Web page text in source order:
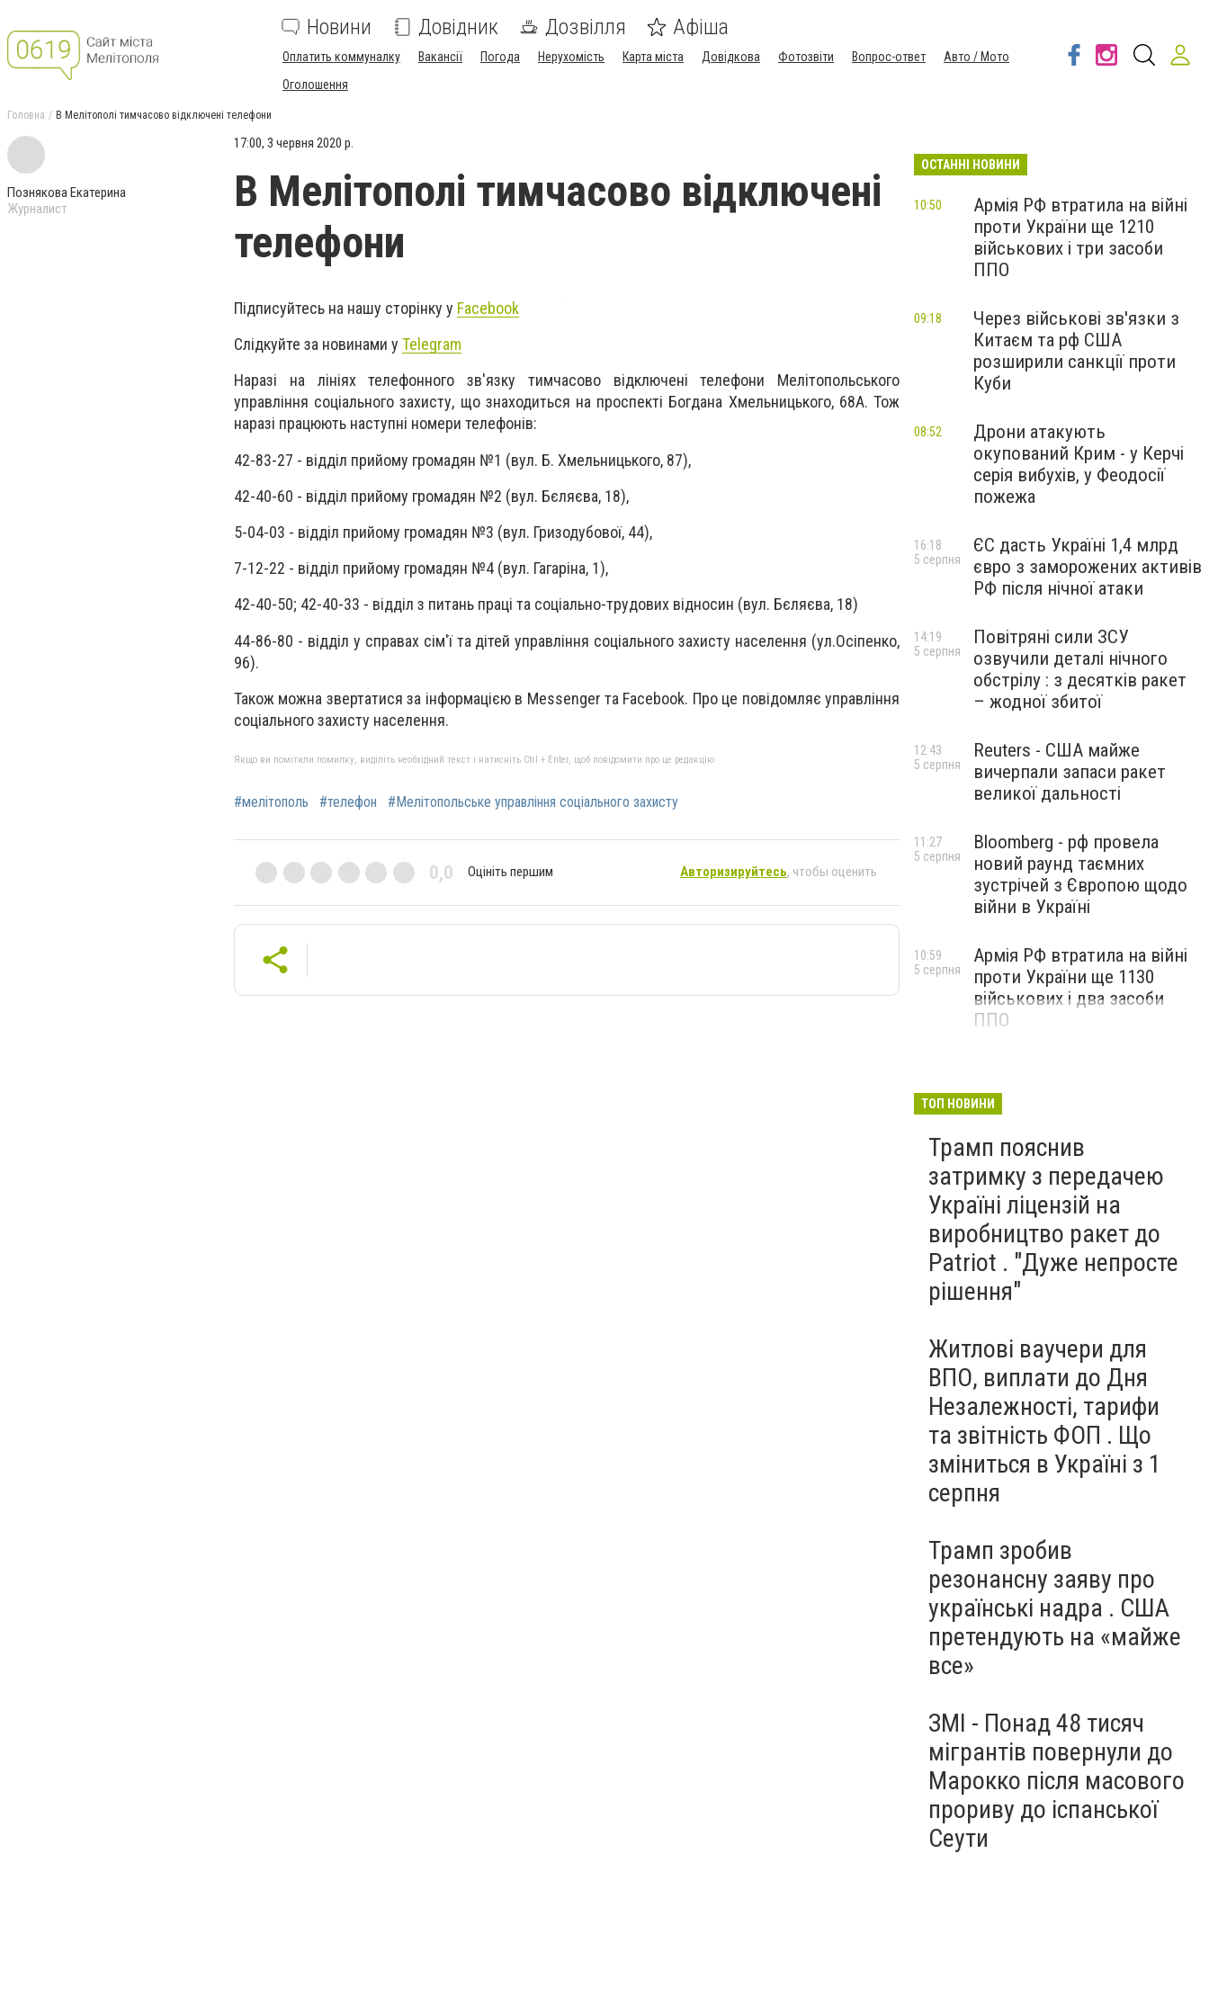
Новини Довідник Дозвілля Афіша
Оплатить коммуналку Вакансії Погода Нерухомість Карта міста Довідкова Фотозвіти Вопрос-ответ
Авто / Мото
Оголошення
Головна В Мелітополі тимчасово відключені телефони
Познякова Екатерина
Журналист
17:00, 3 червня 2020 р.
В Мелітополі тимчасово відключені
телефони
Підписуйтесь на нашу сторінку у Facebook
Слідкуйте за новинами у Telegram
Наразі на лініях телефонного зв'язку тимчасово відключені телефони Мелітопольського
управління соціального захисту, що знаходиться на проспекті Богдана Хмельницького, 68А. Тож
наразі працюють наступні номери телефонів:
42-83-27 - відділ прийому громадян №1 (вул. Б. Хмельницького, 87),
42-40-60 - відділ прийому громадян №2 (вул. Бєляєва, 18),
5-04-03 - відділ прийому громадян №3 (вул. Гризодубової, 44),
7-12-22 - відділ прийому громадян №4 (вул. Гагаріна, 1),
42-40-50; 42-40-33 - відділ з питань праці та соціально-трудових відносин (вул. Бєляєва, 18)
44-86-80 - відділ у справах сім'ї та дітей управління соціального захисту населення (ул.Осіпенко,
96).
Також можна звертатися за інформацією в Messenger та Facebook. Про це повідомляє управління
соціального захисту населення.
Якщо ви помітили помилку, виділіть необхідний текст і натисніть Ctrl + Enter, щоб повідомити про це редакцію
#мелітополь #телефон #Мелітопольське управління соціального захисту
0,0 Оцініть першим Авторизируйтесь, чтобы оценить
ОСТАННІ НОВИНИ
Армія РФ втратила на війні
проти України ще 1210
військових і три засоби
ППО
10:50
Через військові зв'язки з
Китаєм та рф США
розширили санкції проти
Куби
09:18
Дрони атакують
окупований Крим - у Керчі
серія вибухів, у Феодосії
пожежа
08:52
ЄС дасть Україні 1,4 млрд
євро з заморожених активів
РФ після нічної атаки
16:18
5 серпня
Повітряні сили ЗСУ
озвучили деталі нічного
обстрілу : з десятків ракет
– жодної збитої
14:19
5 серпня
Reuters - США майже
вичерпали запаси ракет
великої дальності
12:43
5 серпня
Bloomberg - рф провела
новий раунд таємних
зустрічей з Європою щодо
війни в Україні
11:27
5 серпня
Армія РФ втратила на війні
проти України ще 1130
військових і два засоби
ППО
10:59
5 серпня
ТОП НОВИНИ
Трамп пояснив
затримку з передачею
Україні ліцензій на
виробництво ракет до
Patriot . "Дуже непросте
рішення"
Житлові ваучери для
ВПО, виплати до Дня
Незалежності, тарифи
та звітність ФОП . Що
зміниться в Україні з 1
серпня
Трамп зробив
резонансну заяву про
українські надра . США
претендують на «майже
все»
ЗМІ - Понад 48 тисяч
мігрантів повернули до
Марокко після масового
прориву до іспанської
Сеути